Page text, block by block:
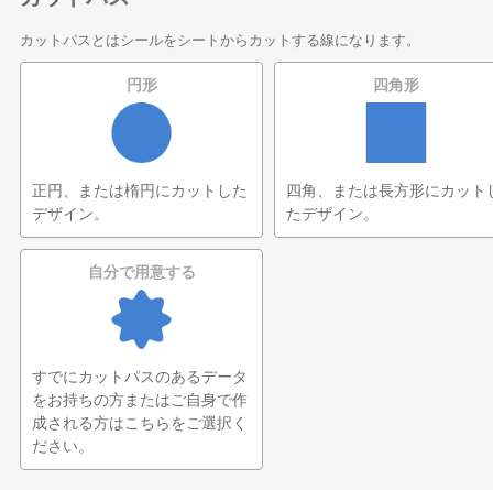
カットパスとはシールをシートからカットする線になります。
円形
正円、または楕円にカットした
デザイン。
四角形
四角、または長方形にカット
たデザイン。
自分で用意する
すでにカットパスのあるデータ
をお持ちの方またはご自身で作
成される方はこちらをご選択く
ださい。